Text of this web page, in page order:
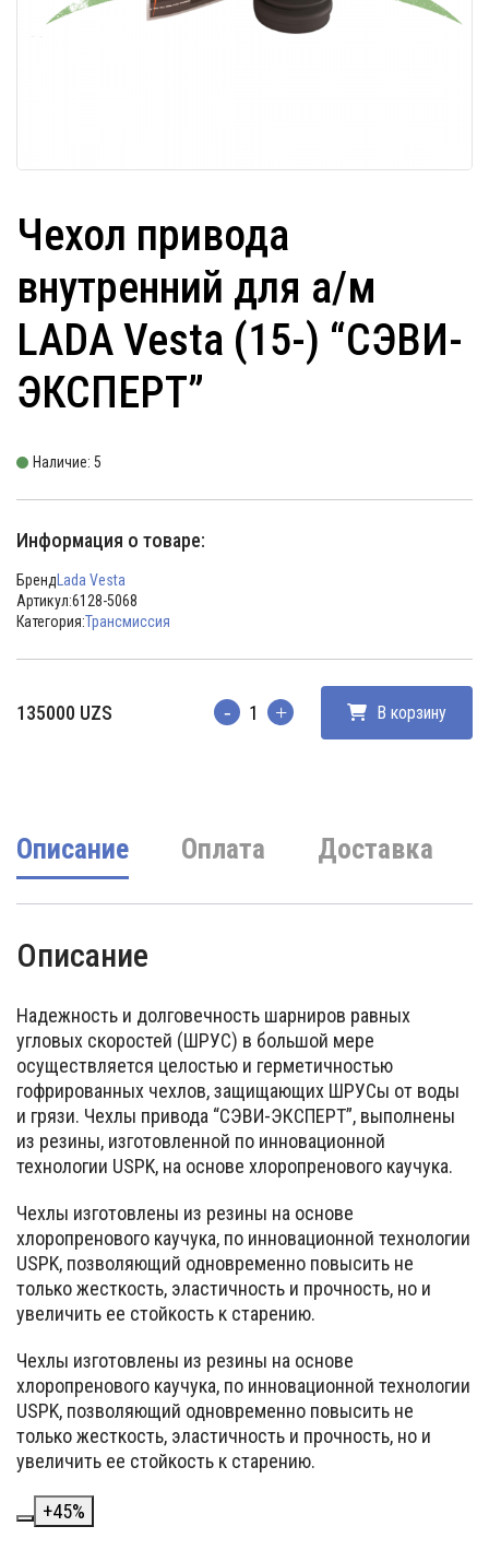
Чехол привода
внутренний для а/м
LADA Vesta (15-) “СЭВИ-
ЭКСПЕРТ”
Наличие: 5
Информация о товаре:
Бренд Lada Vesta
Артикул:6128-5068
Категория:Трансмиссия
135000 UZS Количество В корзину
Описание Оплата Доставка
Описание
Надежность и долговечность шарниров равных
угловых скоростей (ШРУС) в большой мере
осуществляется целостью и герметичностью
гофрированных чехлов, защищающих ШРУСы от воды
и грязи. Чехлы привода “СЭВИ-ЭКСПЕРТ”, выполнены
из резины, изготовленной по инновационной
технологии USPK, на основе хлоропренового каучука.
Чехлы изготовлены из резины на основе
хлоропренового каучука, по инновационной технологии
USPK, позволяющий одновременно повысить не
только жесткость, эластичность и прочность, но и
увеличить ее стойкость к старению.
Чехлы изготовлены из резины на основе
хлоропренового каучука, по инновационной технологии
USPK, позволяющий одновременно повысить не
только жесткость, эластичность и прочность, но и
увеличить ее стойкость к старению.
+45%